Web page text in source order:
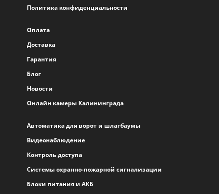
Политика конфиденциальности
Оплата
Доставка
Гарантия
Блог
Новости
Онлайн камеры Калининграда
Автоматика для ворот и шлагбаумы
Видеонаблюдение
Контроль доступа
Системы охранно-пожарной сигнализации
Блоки питания и АКБ